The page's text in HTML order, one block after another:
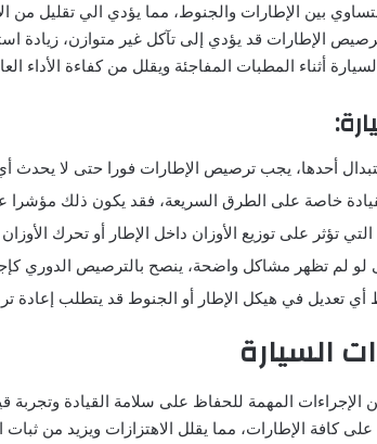
بين الإطارات والجنوط، مما يؤدي الي تقليل من
الإطارات قد يؤدي إلى تآكل غير متوازن، زيادة
أثناء المطبات المفاجئة ويقلل من كفاءة الأداء
أحدها، يجب ترصيص الإطارات فورا حتى لا يحدث
خاصة على الطرق السريعة، فقد يكون ذلك
تؤثر على توزيع الأوزان داخل الإطار أو تحرك الأوزان
أي تعديل في هيكل الإطار أو الجنوط قد يتطلب إعادة
السيارة
الإجراءات المهمة للحفاظ على سلامة القيادة وتجربة
كافة الإطارات، مما يقلل الاهتزازات ويزيد من ثبات